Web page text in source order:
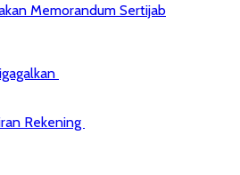
Memorandum Sertijab
Rekening